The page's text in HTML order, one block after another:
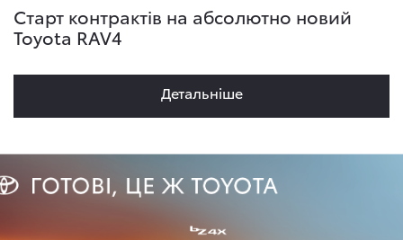
Старт контрактів на абсолютно новий
Toyota RAV4
Детальнiше